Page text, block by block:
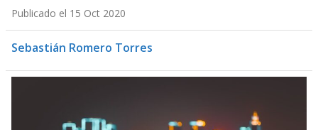
Publicado el 15 Oct 2020
Sebastián Romero Torres